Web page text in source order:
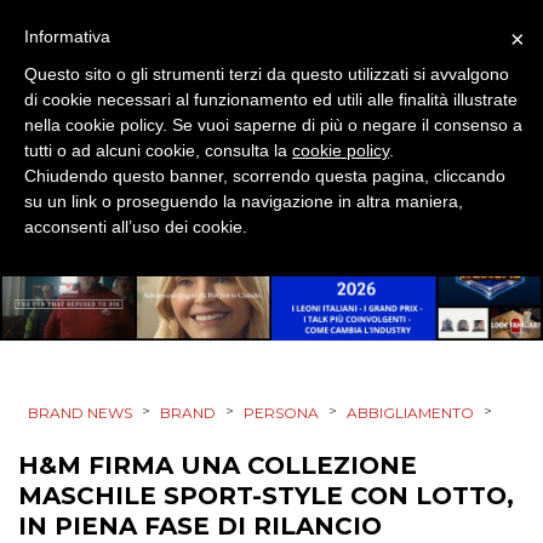
OPINIONI
BRAND NEWS > BRAND > PERSONA > ABBIGLIAMENTO >
H&M FIRMA UNA COLLEZIONE
MASCHILE SPORT-STYLE CON LOTTO,
IN PIENA FASE DI RILANCIO
×
Informativa
Questo sito o gli strumenti terzi da questo utilizzati si avvalgono
di cookie necessari al funzionamento ed utili alle finalità illustrate
nella cookie policy. Se vuoi saperne di più o negare il consenso a
tutti o ad alcuni cookie, consulta la cookie policy.
Chiudendo questo banner, scorrendo questa pagina, cliccando
su un link o proseguendo la navigazione in altra maniera,
acconsenti all’uso dei cookie.